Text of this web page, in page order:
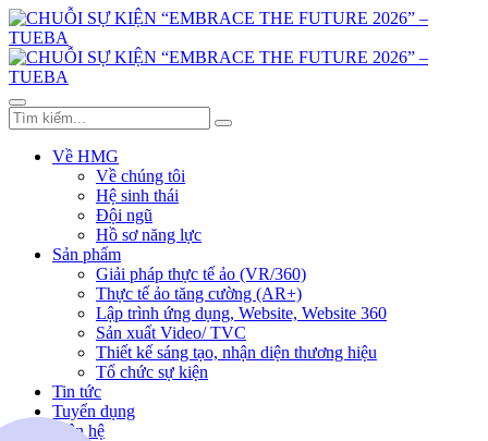
Về HMG
Về chúng tôi
Hệ sinh thái
Đội ngũ
Hồ sơ năng lực
Sản phẩm
Giải pháp thực tế ảo (VR/360)
Thực tế ảo tăng cường (AR+)
Lập trình ứng dụng, Website, Website 360
Sản xuất Video/ TVC
Thiết kế sáng tạo, nhận diện thương hiệu
Tổ chức sự kiện
Tin tức
Tuyển dụng
Liên hệ